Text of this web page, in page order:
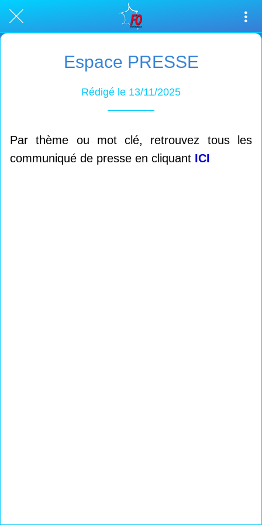
Espace PRESSE
Rédigé le 13/11/2025
Par thème ou mot clé, retrouvez tous les
communiqué de presse en cliquant ICI